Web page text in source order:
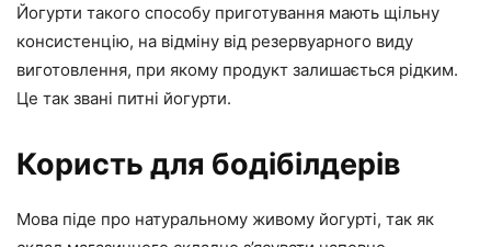
Йогурти такого способу приготування мають щільну
консистенцію, на відміну від резервуарного виду
виготовлення, при якому продукт залишається рідким.
Це так звані питні йогурти.
Користь для бодібілдерів
Мова піде про натуральному живому йогурті, так як